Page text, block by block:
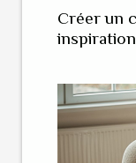
Créer un